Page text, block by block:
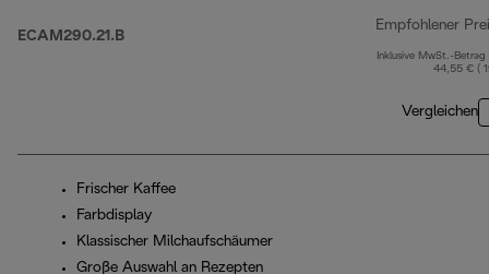
ECAM290.21.B
Empfohlener
Inklusive MwSt.-Betrag
44,55 € (
Vergleichen
Frischer Kaffee
Farbdisplay
Klassischer Milchaufschäumer
Große Auswahl an Rezepten